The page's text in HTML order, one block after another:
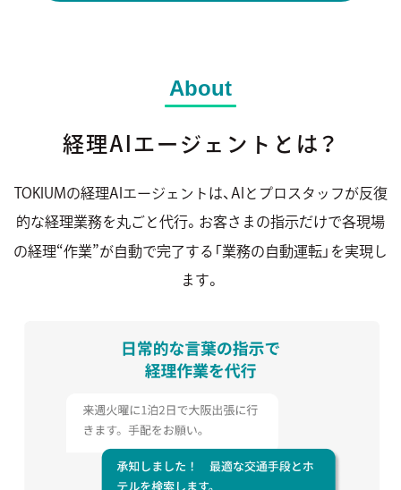
About
経理AIエージェントとは？
TOKIUMの経理AIエージェントは、AIとプロスタッフが反復
的な経理業務を丸ごと代行。 お客さまの指示だけで各現場
の経理“作業”が自動で完了する「業務の自動運転」を実現し
ます。